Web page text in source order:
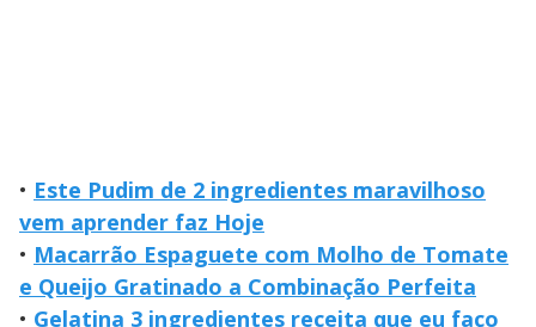
• Este Pudim de 2 ingredientes maravilhoso
vem aprender faz Hoje
• Macarrão Espaguete com Molho de Tomate
e Queijo Gratinado a Combinação Perfeita
• Gelatina 3 ingredientes receita que eu faço